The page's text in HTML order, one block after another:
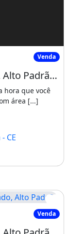
Alto Padrão
Venda
Lotes em Condominio Fechado, Alto Padrão, as Margens da Ce-060. Visite
hora que você
área [...]
CE
Alto Padrão
Venda